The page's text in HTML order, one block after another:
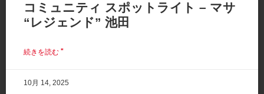
コミュニティ スポットライト – マサ
“レジェンド” 池田
続きを読む "
10月 14, 2025